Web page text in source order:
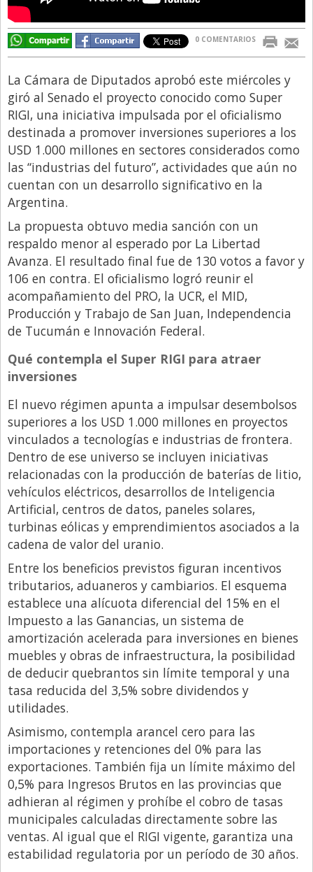
Directivos
Ecología y Ambiente
El Experto
El Innovador
El Precio Que Yo Ví
Entrevista
Entrevista Exclusiva
Finanzas
Gastronomia
Internacionales
La Opinión del Director
Legales
Libro de Quejas
Medios
Millonarios
Minuto Lanzamiento
Negocios
Opinion
País
Política
Publicidad y Marketing
Responsabilidad Social
Salidas
Santa Fe
Show Business
Sociedad
Tecnología
Tendencias
Viajes
0 COMENTARIOS
La Cámara de Diputados aprobó este miércoles y
giró al Senado el proyecto conocido como Super
RIGI, una iniciativa impulsada por el oficialismo
destinada a promover inversiones superiores a los
USD 1.000 millones en sectores considerados como
las “industrias del futuro”, actividades que aún no
cuentan con un desarrollo significativo en la
Argentina.
La propuesta obtuvo media sanción con un
respaldo menor al esperado por La Libertad
Avanza. El resultado final fue de 130 votos a favor y
106 en contra. El oficialismo logró reunir el
acompañamiento del PRO, la UCR, el MID,
Producción y Trabajo de San Juan, Independencia
de Tucumán e Innovación Federal.
Qué contempla el Super RIGI para atraer
inversiones
El nuevo régimen apunta a impulsar desembolsos
superiores a los USD 1.000 millones en proyectos
vinculados a tecnologías e industrias de frontera.
Dentro de ese universo se incluyen iniciativas
relacionadas con la producción de baterías de litio,
vehículos eléctricos, desarrollos de Inteligencia
Artificial, centros de datos, paneles solares,
turbinas eólicas y emprendimientos asociados a la
cadena de valor del uranio.
Entre los beneficios previstos figuran incentivos
tributarios, aduaneros y cambiarios. El esquema
establece una alícuota diferencial del 15% en el
Impuesto a las Ganancias, un sistema de
amortización acelerada para inversiones en bienes
muebles y obras de infraestructura, la posibilidad
de deducir quebrantos sin límite temporal y una
tasa reducida del 3,5% sobre dividendos y
utilidades.
Asimismo, contempla arancel cero para las
importaciones y retenciones del 0% para las
exportaciones. También fija un límite máximo del
0,5% para Ingresos Brutos en las provincias que
adhieran al régimen y prohíbe el cobro de tasas
municipales calculadas directamente sobre las
ventas. Al igual que el RIGI vigente, garantiza una
estabilidad regulatoria por un período de 30 años.